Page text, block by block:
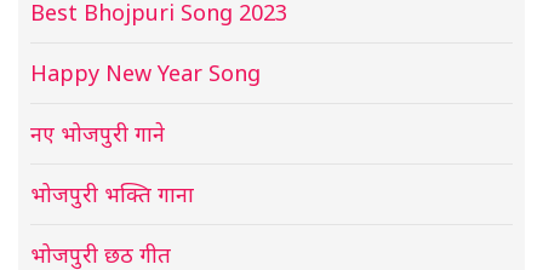
Best Bhojpuri Song 2023
Happy New Year Song
नए भोजपुरी गाने
भोजपुरी भक्ति गाना
भोजपुरी छठ गीत